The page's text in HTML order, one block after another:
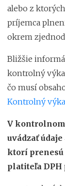
alebo z
príjemca
okrem
Bližšie
kontrolný
čo musí
Kontrolný
V kontrolnom
uvádzať
ktorí prenesú
platiteľa DPH